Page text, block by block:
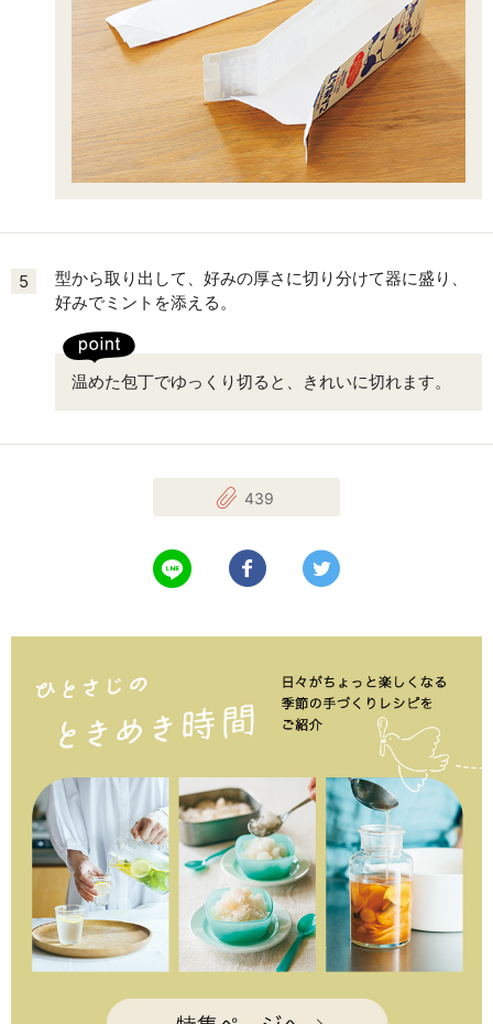
5
型から取り出して、好みの厚さに切り分けて器に盛り、
好みでミントを添える。
温めた包丁でゆっくり切ると、きれいに切れます。
439
LINEで送る Facebookでシェアする